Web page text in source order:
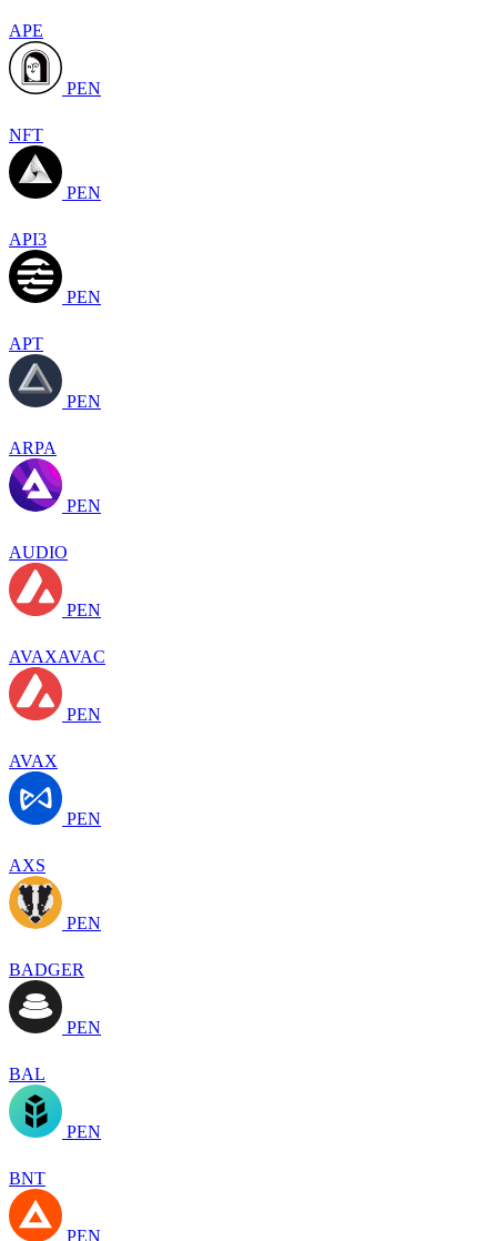
APE
PEN
NFT
PEN
API3
PEN
APT
PEN
ARPA
PEN
AUDIO
PEN
AVAXAVAC
PEN
AVAX
PEN
AXS
PEN
BADGER
PEN
BAL
PEN
BNT
PEN